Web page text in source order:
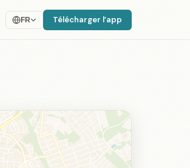
FR Télécharger l’app